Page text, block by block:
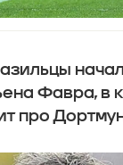
Фавра, в
про